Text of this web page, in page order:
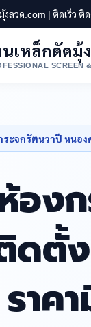
งลวด.com | ติดเร็ว
นเหล็กดัดมุ้
SCREEN
ระจกรัตนวาปี หนอง
อง
ดตั้
าค